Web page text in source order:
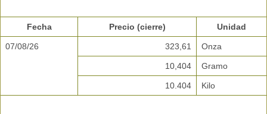
Fecha Precio (cierre) Unidad
07/08/26 323,61 Onza
10,404 Gramo
10.404 Kilo